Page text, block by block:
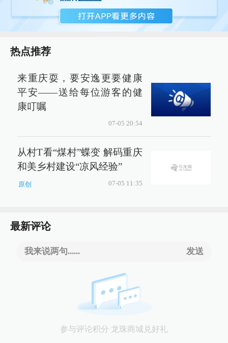
热点推荐
来重庆耍，要安逸更要健康
平安——送给每位游客的健
康叮嘱
07-05 20:54
从村T看“煤村”蝶变 解码重庆
和美乡村建设“凉风经验”
原创 07-05 11:35
最新评论
我来说两句...... 发送
参与评论积分 龙珠商城兑好礼